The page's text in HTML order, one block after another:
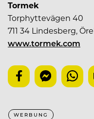
Tormek
Torphyttevägen 40
711 34 Lindesberg,
www.tormek.com
WERBUNG